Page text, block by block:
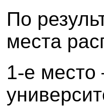
По
места
1‑е место